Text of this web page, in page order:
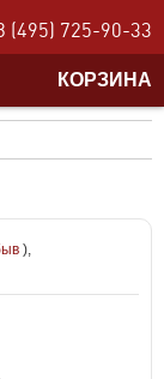
(495) 725-90-33
КОРЗИНА
),